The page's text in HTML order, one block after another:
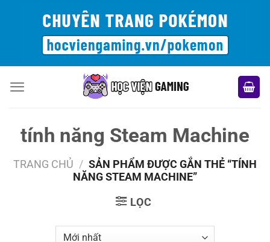
tính năng Steam Machine
TRANG CHỦ / SẢN PHẨM ĐƯỢC GẮN THẺ “TÍNH
NĂNG STEAM MACHINE”
LỌC